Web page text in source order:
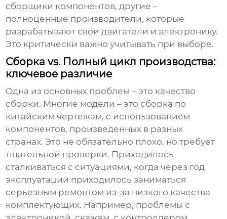
сборщики компонентов, другие –
полноценные производители, которые
разрабатывают свои двигатели и электронику.
Это критически важно учитывать при выборе.
Сборка vs. Полный цикл производства:
ключевое различие
Одна из основных проблем – это качество
сборки. Многие модели – это сборка по
китайским чертежам, с использованием
компонентов, произведенных в разных
странах. Это не обязательно плохо, но требует
тщательной проверки. Приходилось
сталкиваться с ситуациями, когда через год
эксплуатации приходилось заниматься
серьезным ремонтом из-за низкого качества
комплектующих. Например, проблемы с